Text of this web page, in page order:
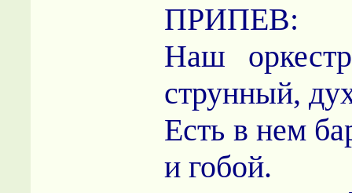
ПРИПЕВ:
Наш
струнный,
Есть в нем
и гобой.